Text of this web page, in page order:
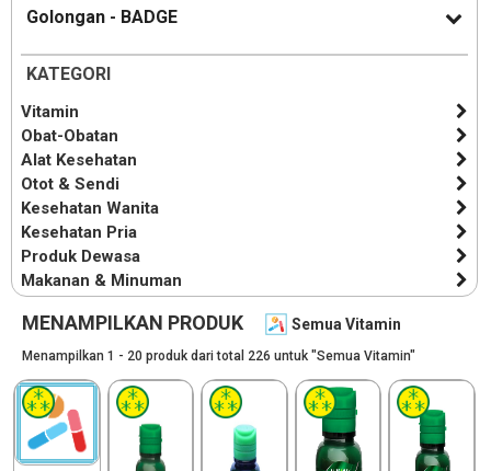
Golongan - BADGE
KATEGORI
Vitamin
Obat-Obatan
Alat Kesehatan
Otot & Sendi
Kesehatan Wanita
Kesehatan Pria
Produk Dewasa
Makanan & Minuman
MENAMPILKAN PRODUK Semua Vitamin
Menampilkan 1 - 20 produk dari total 226 untuk "Semua Vitamin"